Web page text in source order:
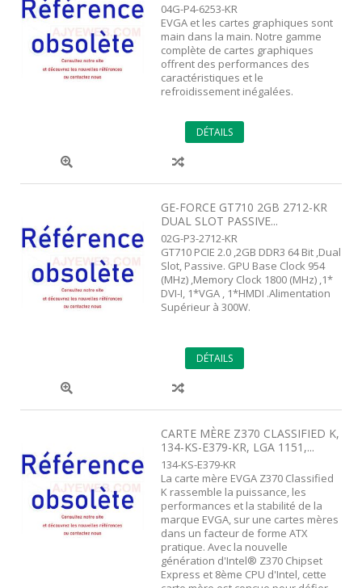
04G-P4-6253-KR
EVGA et les cartes graphiques sont
main dans la main. Notre gamme
complète de cartes graphiques
offrent des performances des
caractéristiques et le
refroidissement inégalées.
DÉTAILS
GE-FORCE GT710 2GB 2712-KR
DUAL SLOT PASSIVE...
02G-P3-2712-KR
GT710 PCIE 2.0 ,2GB DDR3 64 Bit ,Dual
Slot, Passive. GPU Base Clock 954
(MHz) ,Memory Clock 1800 (MHz) ,1*
DVI-I, 1*VGA , 1*HMDI .Alimentation
Supérieur à 300W.
DÉTAILS
CARTE MÈRE Z370 CLASSIFIED K,
134-KS-E379-KR, LGA 1151,...
134-KS-E379-KR
La carte mère EVGA Z370 Classified
K rassemble la puissance, les
performances et la stabilité de la
marque EVGA, sur une cartes mères
dans un facteur de forme ATX
pratique. Avec la nouvelle
génération d'Intel® Z370 Chipset
Express et 8ème CPU d'Intel, cette